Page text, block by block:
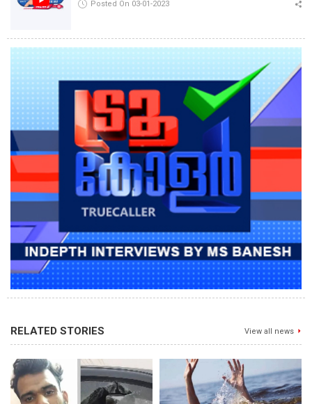
Posted On 03-01-2023
RELATED STORIES View all news